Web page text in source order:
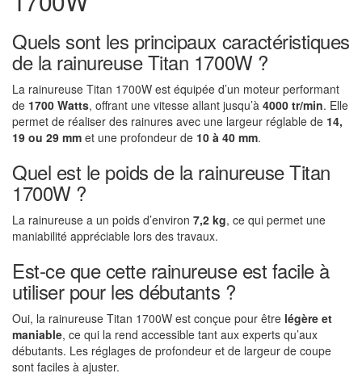
Quels sont les principaux caractéristiques
de la rainureuse Titan 1700W ?
La rainureuse Titan 1700W est équipée d’un moteur performant
de 1700 Watts, offrant une vitesse allant jusqu’à 4000 tr/min. Elle
permet de réaliser des rainures avec une largeur réglable de 14,
19 ou 29 mm et une profondeur de 10 à 40 mm.
Quel est le poids de la rainureuse Titan
1700W ?
La rainureuse a un poids d’environ 7,2 kg, ce qui permet une
maniabilité appréciable lors des travaux.
Est-ce que cette rainureuse est facile à
utiliser pour les débutants ?
Oui, la rainureuse Titan 1700W est conçue pour être légère et
maniable, ce qui la rend accessible tant aux experts qu’aux
débutants. Les réglages de profondeur et de largeur de coupe
sont faciles à ajuster.